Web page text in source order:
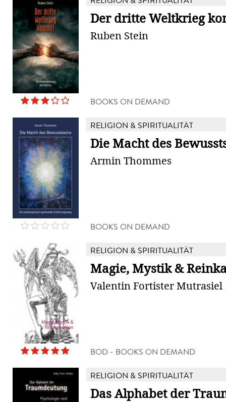
Der dritte Weltkrieg
Ruben Stein
BOOKS ON DEMAND
RELIGION & SPIRITUALITÄT
Die Macht des
Armin Thommes
BOOKS ON DEMAND
RELIGION & SPIRITUALITÄT
Magie, Mystik &
Valentin Fortister Mutrasiel
BOD - BOOKS ON DEMAND
RELIGION & SPIRITUALITÄT
Das Alphabet der